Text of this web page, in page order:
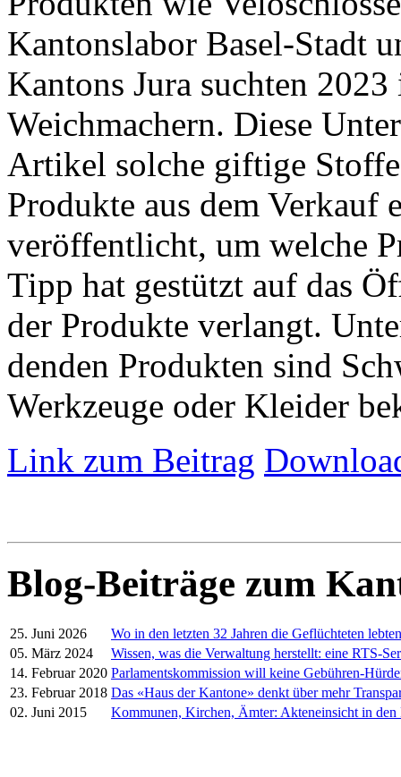
Kantonslabor Basel-Stadt
Kantons Jura suchten
Weichmachern. Diese
Artikel solche giftige
Produkte aus dem
veröffentlicht, um welche
Tipp hat gestützt auf das
der Produkte verlangt.
denden Produkten sind
Werkzeuge oder Kleider
Link zum Beitrag
Blog-Beiträge zum
25. Juni 2026
Wo in den letzten 32 Jahren die Geflüchteten lebten
05. März 2024
Wissen, was die Verwaltung herstellt: eine RTS-
14. Februar 2020 Parlamentskommission will keine Gebühren-
23. Februar 2018 Das «Haus der Kantone» denkt über mehr
02. Juni 2015
Kommunen, Kirchen, Ämter: Akteneinsicht in den